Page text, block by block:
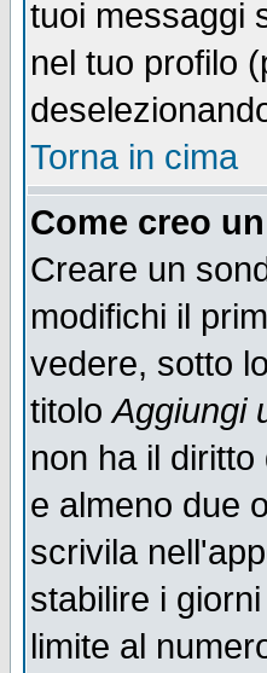
tuoi messaggi
nel tuo profilo
Torna in cima
Come creo
Creare un
modifichi il
vedere, sotto
titoloAggiungi
non ha il
e almeno due
scrivila
stabilire i
limite al